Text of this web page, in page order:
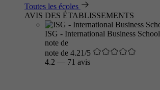
Toutes les écoles
AVIS DES ÉTABLISSEMENTS
ISG - International Business School
note de
note de 4.21/5
4.2 — 71 avis